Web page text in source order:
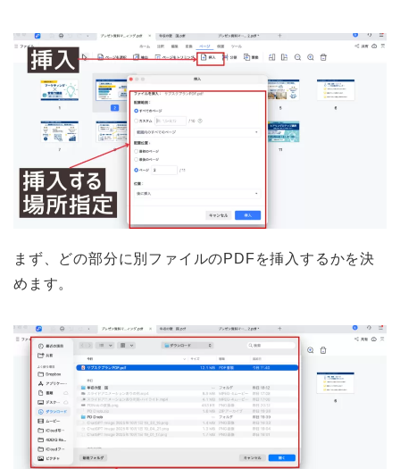
まず、どの部分に別ファイルのPDFを挿入するかを決
めます。